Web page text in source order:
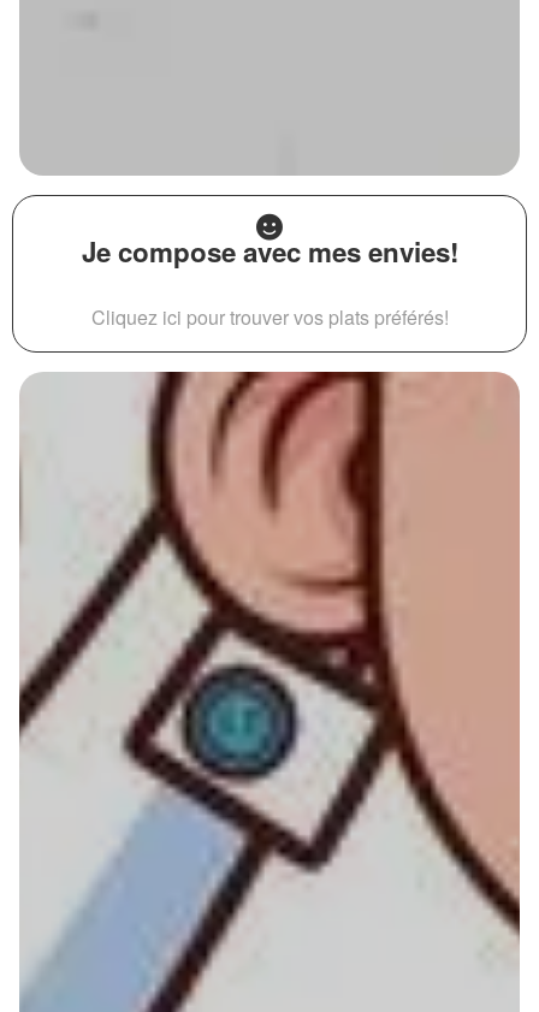
Je compose avec mes envies!
Cliquez ici pour trouver vos plats préférés!